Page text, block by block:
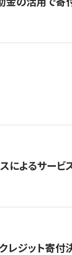
スによるサー
ジット寄付